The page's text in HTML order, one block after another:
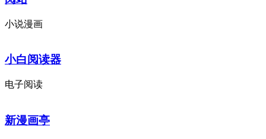
小说漫画
小白阅读器
电子阅读
新漫画亭